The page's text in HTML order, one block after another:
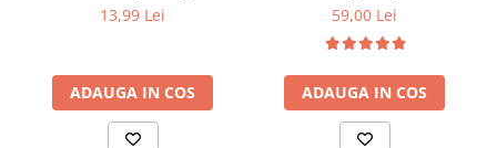
13,99 Lei
ADAUGA IN COS
59,00 Lei
ADAUGA IN COS